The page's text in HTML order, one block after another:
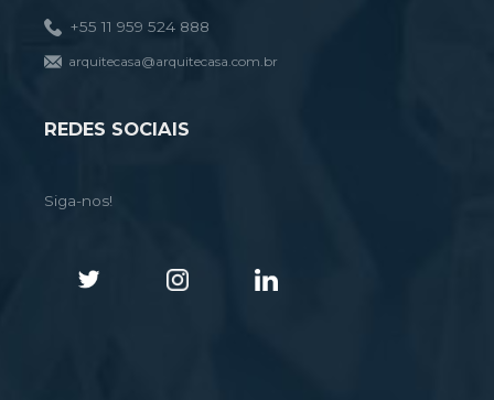
+55 11 959 524 888
arquitecasa@arquitecasa.com.br
REDES SOCIAIS
Siga-nos!